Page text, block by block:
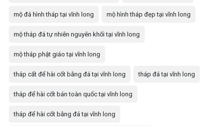
mộ đá hình tháp tại vĩnh long mộ hình tháp đẹp tại vĩnh long
mộ tháp đá tự nhiên nguyên khối tại vĩnh long
mộ tháp phật giáo tại vĩnh long
tháp cất để hài cốt bằng đá tại vĩnh long tháp đá tại vĩnh long
tháp để hài cốt bán toàn quốc tại vĩnh long
tháp để hài cốt bằng đá tại vĩnh long